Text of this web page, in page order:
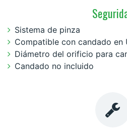
Sistema de pinza
Compatible con candado en
Diámetro del orificio para
Candado no incluido